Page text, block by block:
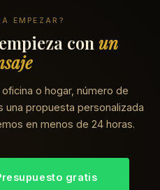
EMPEZAR?
con un
o hogar, número de
propuesta personalizada
en menos de 24 horas.
gratis